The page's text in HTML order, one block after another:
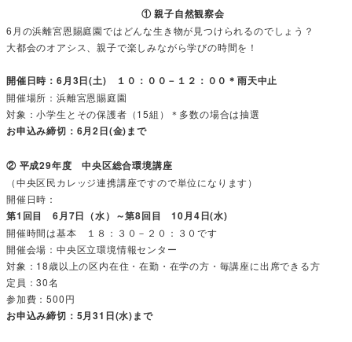
① 親子自然観察会
6月の浜離宮恩賜庭園ではどんな生き物が見つけられるのでしょう？
大都会のオアシス、親子で楽しみながら学びの時間を！
開催日時：6月3日(土) １０：００－１２：００＊雨天中止
開催場所：浜離宮恩賜庭園
対象：小学生とその保護者（15組）＊多数の場合は抽選
お申込み締切：6月2日(金)まで
② 平成29年度 中央区総合環境講座
（中央区民カレッジ連携講座ですので単位になります）
開催日時：
第1回目 6月7日（水）～第8回目 10月4日(水)
開催時間は基本 １８：３０－２０：３０です
開催会場：中央区立環境情報センター
対象：18歳以上の区内在住・在勤・在学の方・毎講座に出席できる方
定員：30名
参加費：500円
お申込み締切：5月31日(水)まで